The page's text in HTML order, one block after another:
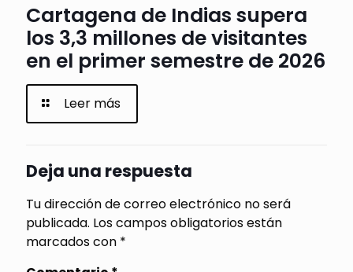
Cartagena de Indias supera
los 3,3 millones de visitantes
en el primer semestre de 2026
Leer más
Deja una respuesta
Tu dirección de correo electrónico no será
publicada. Los campos obligatorios están
marcados con *